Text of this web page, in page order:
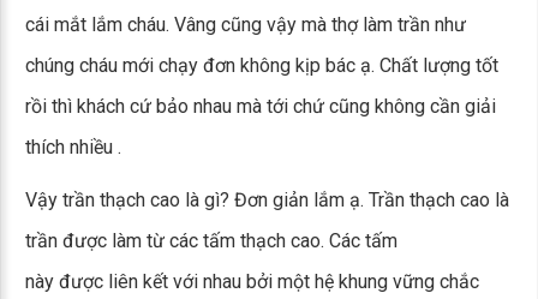
cái mắt lắm cháu. Vâng cũng vậy mà thợ làm trần như
chúng cháu mới chạy đơn không kịp bác ạ. Chất lượng tốt
rồi thì khách cứ bảo nhau mà tới chứ cũng không cần giải
thích nhiều .
Vậy trần thạch cao là gì? Đơn giản lắm ạ. Trần thạch cao là
trần được làm từ các tấm thạch cao. Các tấm
này được liên kết với nhau bởi một hệ khung vững chắc